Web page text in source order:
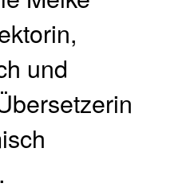
und